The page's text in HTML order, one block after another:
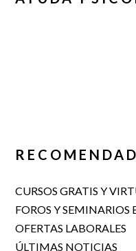
CURSOS GRATIS Y
FOROS Y SEMINARIOS
OFERTAS LABORALES
ÚLTIMAS NOTICIAS